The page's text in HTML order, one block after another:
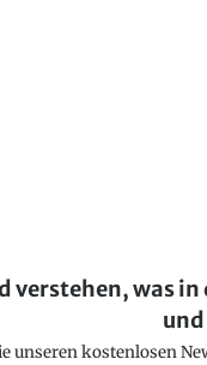
verstehen, was
unseren kostenlosen